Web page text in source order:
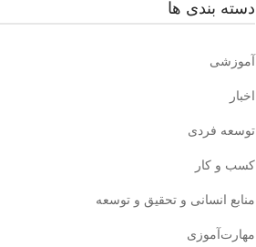
دسته بندی ها
آموزشی
اخبار
توسعه فردی
کسب و کار
منابع انسانی و تحقیق و توسعه
مهارت‌آموزی